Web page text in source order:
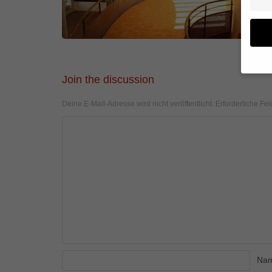
Join the discussion
Deine E-Mail-Adresse wird nicht veröffentlicht. Erforderliche